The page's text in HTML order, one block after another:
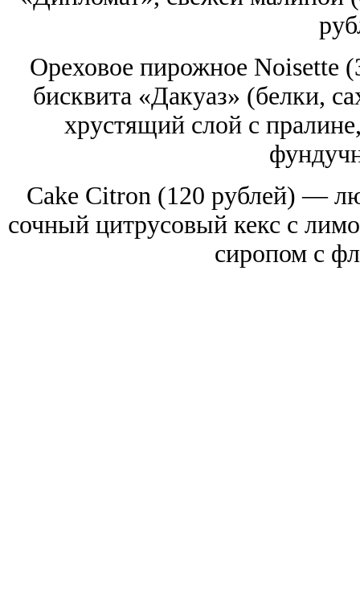
Ореховое пирожное Noisette
бисквита «Дакуаз» (белки,
хрустящий слой с
Cake Citron (120 рублей) —
сочный цитрусовый кекс с
сиропом с